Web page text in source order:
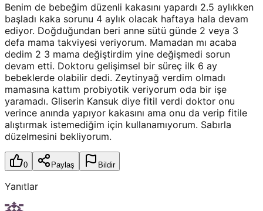
Benim de bebeğim düzenli kakasını yapardı 2.5 aylıkken
başladı kaka sorunu 4 aylık olacak haftaya hala devam
ediyor. Doğduğundan beri anne sütü günde 2 veya 3
defa mama takviyesi veriyorum. Mamadan mı acaba
dedim 2 3 mama değiştirdim yine değişmedi sorun
devam etti. Doktoru gelişimsel bir süreç ilk 6 ay
bebeklerde olabilir dedi. Zeytinyağ verdim olmadı
mamasına kattım probiyotik veriyorum oda bir işe
yaramadı. Gliserin Kansuk diye fitil verdi doktor onu
verince anında yapıyor kakasını ama onu da verip fitile
alıştırmak istemediğim için kullanamıyorum. Sabırla
düzelmesini bekliyorum.
0 Paylaş Bildir
Yanıtlar